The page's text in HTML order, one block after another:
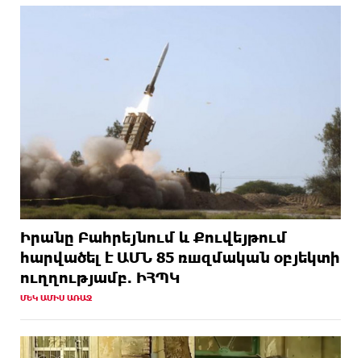
Իրանը Բահրեյնում և Քուվեյթում
hարվածել է ԱՄՆ 85 ռшզմական օբյեկտի
ուղղությամբ. ԻՀՊԿ
ՄԵԿ ԱՄԻՍ ԱՌԱՋ